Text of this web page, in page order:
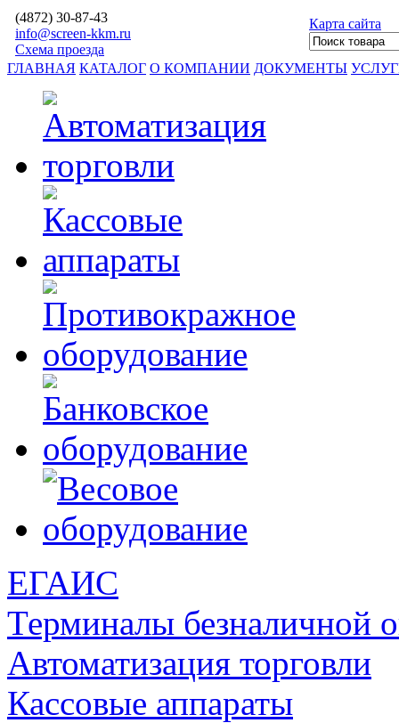
(4872) 30-87-43
info@screen-kkm.ru
Схема проезда
Карта сайта
ГЛАВНАЯ КАТАЛОГ О КОМПАНИИ ДОКУМЕНТЫ
ЕГАИС
Терминалы безналичной
Автоматизация торговли
Кассовые аппараты